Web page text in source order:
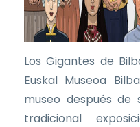
Los Gigantes de
Euskal Museoa
museo después de
tradicional